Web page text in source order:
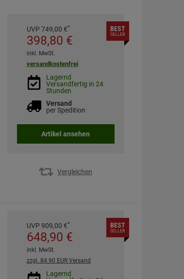
UVP 749,00 €*
398,80 €
inkl. MwSt.
versandkostenfrei
Lagernd
Versandfertig in 24
Stunden
Versand
per Spedition
Artikel ansehen
BEST
SELLER
Vergleichen
UVP 909,00 €*
648,90 €
inkl. MwSt.
zzgl. 84.90 EUR Versand
Lagernd
BEST
SELLER